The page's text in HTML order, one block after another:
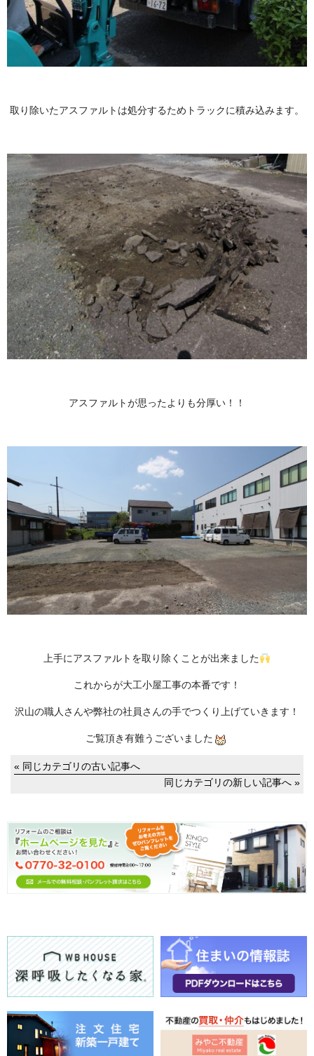
取り除いたアスファルトは処分するためトラックに積み込みます。
アスファルトが思ったよりも分厚い！！
上手にアスファルトを取り除くことが出来ました
これからが大工小屋工事の本番です！
沢山の職人さんや弊社の社員さんの手でつくり上げていきます！
ご覧頂き有難うございました
« 同じカテゴリの古い記事へ
同じカテゴリの新しい記事へ »